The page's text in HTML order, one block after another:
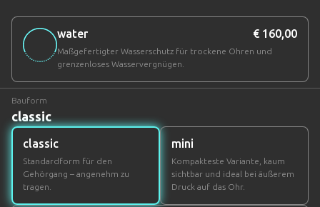
water € 160,00
Maßgefertigter Wasserschutz für trockene Ohren und
grenzenloses Wasservergnügen.
Bauform
classic
classic
Standardform für den
Gehörgang – angenehm zu
tragen.
mini
Kompakteste Variante, kaum
sichtbar und ideal bei äußerem
Druck auf das Ohr.